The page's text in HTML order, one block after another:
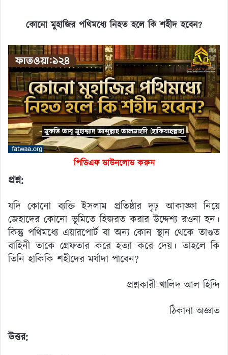
কোনো মুহাজির পথিমধ্যে নিহত হলে কি শহীদ হবেন?
পিডিএফ ডাউনলোড করুন
প্রশ্ন:
যদি কোনো ব্যক্তি ইসলাম প্রতিষ্ঠার দৃঢ় আকাঙ্ক্ষা নিয়ে
জেহাদের কোনো ভূমিতে হিজরত করার উদ্দেশ্য রওনা হন।
কিন্তু পথিমধ্যে এয়ারপোর্ট বা অন্য কোন স্থান থেকে তাগুত
বাহিনী তাকে গ্রেফতার করে হত্যা করে দেয়। তাহলে কি
তিনি হাকিকি শহীদের মর্যাদা পাবেন?
প্রশ্নকারী-খালিদ আল হিন্দি
ঠিকানা-অজ্ঞাত
উত্তর: